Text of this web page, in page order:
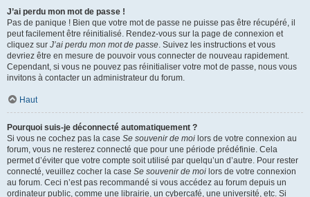
J’ai perdu mon mot de passe !
Pas de panique ! Bien que votre mot de passe ne puisse pas être récupéré, il
peut facilement être réinitialisé. Rendez-vous sur la page de connexion et
cliquez sur J’ai perdu mon mot de passe. Suivez les instructions et vous
devriez être en mesure de pouvoir vous connecter de nouveau rapidement.
Cependant, si vous ne pouvez pas réinitialiser votre mot de passe, nous vous
invitons à contacter un administrateur du forum.
Haut
Pourquoi suis-je déconnecté automatiquement ?
Si vous ne cochez pas la case Se souvenir de moi lors de votre connexion au
forum, vous ne resterez connecté que pour une période prédéfinie. Cela
permet d’éviter que votre compte soit utilisé par quelqu’un d’autre. Pour rester
connecté, veuillez cocher la case Se souvenir de moi lors de votre connexion
au forum. Ceci n’est pas recommandé si vous accédez au forum depuis un
ordinateur public, comme une librairie, un cybercafé, une université, etc. Si